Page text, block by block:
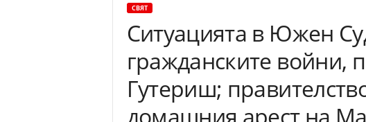
СВЯТ
Ситуацията в Южен
гражданските войни,
Гутериш;